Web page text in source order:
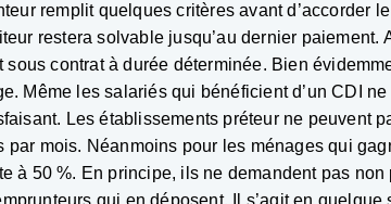
remplit quelques critères avant d’accorder
restera solvable jusqu’au dernier paiement.
contrat à durée déterminée. Bien
Même les salariés qui bénéficient d’un CDI
Les établissements préteur ne peuvent
mois. Néanmoins pour les ménages qui
à 50 %. En principe, ils ne demandent pas